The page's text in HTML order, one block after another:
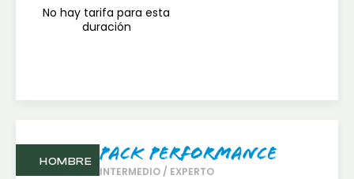
No hay tarifa para esta
duración
HOMBRE Pack Performance
INTERMEDIO / EXPERTO